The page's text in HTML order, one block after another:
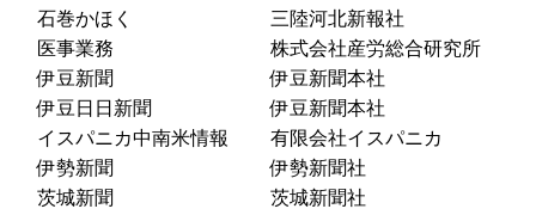
石巻かほく
三陸河北新報社
医事業務
株式会社産労総合研究所
伊豆新聞
伊豆新聞本社
伊豆日日新聞
伊豆新聞本社
イスパニカ中南米情報
有限会社イスパニカ
伊勢新聞
伊勢新聞社
茨城新聞
茨城新聞社